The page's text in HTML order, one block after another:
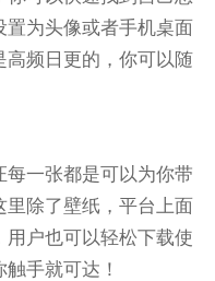
为头像或者手机桌面
频日更的，你可以随
一张都是可以为你带
里除了壁纸，平台上面
户也可以轻松下载使
手就可达！